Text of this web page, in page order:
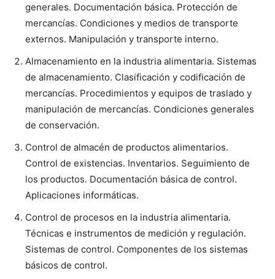
generales. Documentación básica. Protección de
mercancías. Condiciones y medios de transporte
externos. Manipulación y transporte interno.
Almacenamiento en la industria alimentaria. Sistemas
de almacenamiento. Clasificación y codificación de
mercancías. Procedimientos y equipos de traslado y
manipulación de mercancías. Condiciones generales
de conservación.
Control de almacén de productos alimentarios.
Control de existencias. Inventarios. Seguimiento de
los productos. Documentación básica de control.
Aplicaciones informáticas.
Control de procesos en la industria alimentaria.
Técnicas e instrumentos de medición y regulación.
Sistemas de control. Componentes de los sistemas
básicos de control.